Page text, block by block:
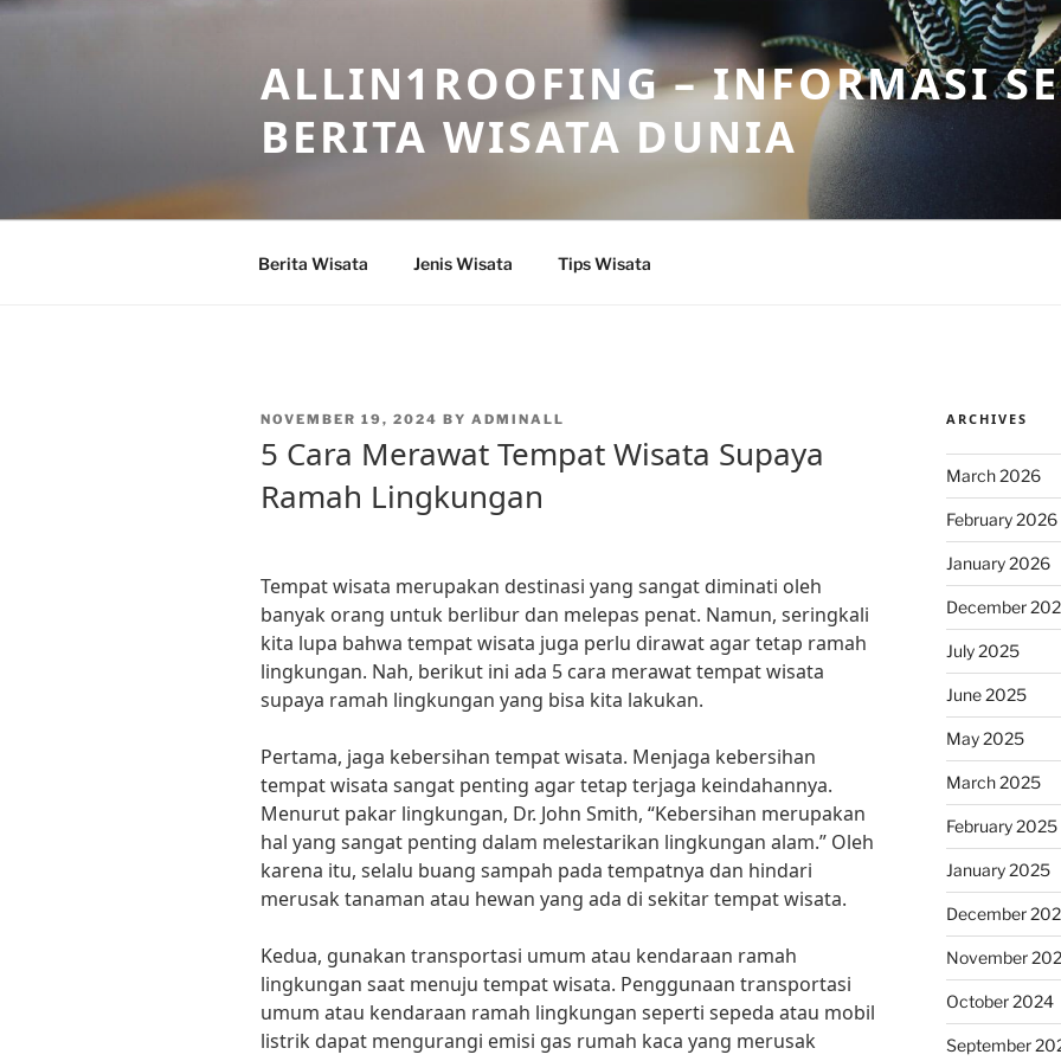
Skip
ALLIN1ROOFING – INFORMASI
BERITA WISATA DUNIA
Berita Wisata Jenis Wisata Tips Wisata
POSTED
NOVEMBER 19, 2024 BY ADMINALL
5 Cara Merawat Tempat Wisata Supaya
Ramah Lingkungan
Tempat wisata merupakan destinasi yang sangat diminati oleh
banyak orang untuk berlibur dan melepas penat. Namun, seringkali
kita lupa bahwa tempat wisata juga perlu dirawat agar tetap ramah
lingkungan. Nah, berikut ini ada 5 cara merawat tempat wisata
supaya ramah lingkungan yang bisa kita lakukan.
Pertama, jaga kebersihan tempat wisata. Menjaga kebersihan
tempat wisata sangat penting agar tetap terjaga keindahannya.
Menurut pakar lingkungan, Dr. John Smith, “Kebersihan merupakan
hal yang sangat penting dalam melestarikan lingkungan alam.” Oleh
karena itu, selalu buang sampah pada tempatnya dan hindari
merusak tanaman atau hewan yang ada di sekitar tempat wisata.
Kedua, gunakan transportasi umum atau kendaraan ramah
lingkungan saat menuju tempat wisata. Penggunaan transportasi
umum atau kendaraan ramah lingkungan seperti sepeda atau mobil
listrik dapat mengurangi emisi gas rumah kaca yang merusak
ARCHIVES
March 2026
February 2026
January 2026
December
July 2025
June 2025
May 2025
March 2025
February 2025
January 2025
December
November
October 2024
September